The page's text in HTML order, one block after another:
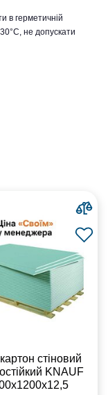
в герметичній
не допускати
стіновий
KNAUF